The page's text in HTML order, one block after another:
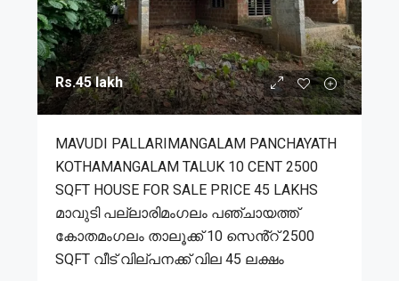
Rs.45 lakh
MAVUDI PALLARIMANGALAM PANCHAYATH
KOTHAMANGALAM TALUK 10 CENT 2500
SQFT HOUSE FOR SALE PRICE 45 LAKHS
മാവുടി പല്ലാരിമംഗലം പഞ്ചായത്ത്
കോതമംഗലം താലൂക്ക് 10 സെൻ്റ് 2500
SQFT വീട് വില്പനക്ക് വില 45 ലക്ഷം